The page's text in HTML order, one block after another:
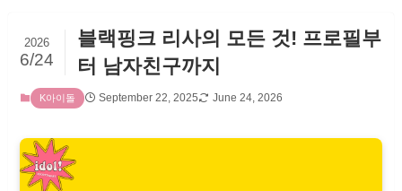
블랙핑크 리사의 모든 것! 프로필부
터 남자친구까지
2026
6/24
K아이돌 September 22, 2025 June 24, 2026